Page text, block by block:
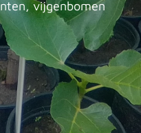
vijgenbomen